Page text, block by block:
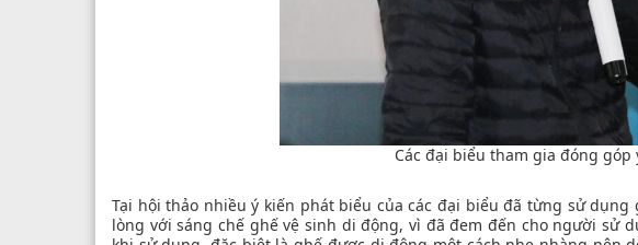
Các đại biểu tham gia đóng
Tại hội thảo nhiều ý kiến phát biểu của các đại biểu đã từng sử
lòng với sáng chế ghế vệ sinh di động, vì đã đem đến cho người sử